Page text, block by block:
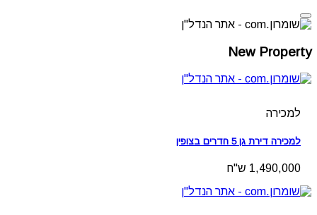
New Property
למכירה
למכירה דירת גן 5 חדרים בצופין
1,490,000 ש"ח